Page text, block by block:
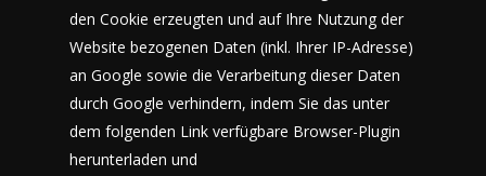
den Cookie erzeugten und auf Ihre Nutzung der
Website bezogenen Daten (inkl. Ihrer IP-Adresse)
an Google sowie die Verarbeitung dieser Daten
durch Google verhindern, indem Sie das unter
dem folgenden Link verfügbare Browser-Plugin
herunterladen und